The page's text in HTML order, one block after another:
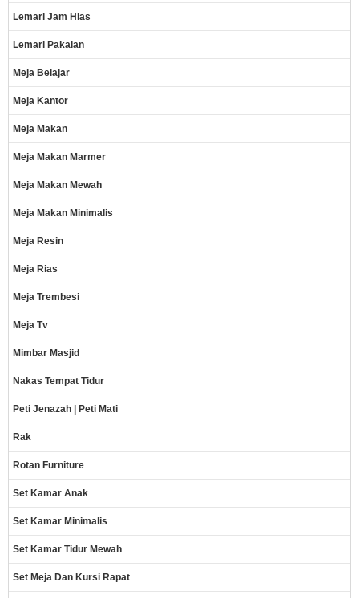
Lemari Jam Hias
Lemari Pakaian
Meja Belajar
Meja Kantor
Meja Makan
Meja Makan Marmer
Meja Makan Mewah
Meja Makan Minimalis
Meja Resin
Meja Rias
Meja Trembesi
Meja Tv
Mimbar Masjid
Nakas Tempat Tidur
Peti Jenazah | Peti Mati
Rak
Rotan Furniture
Set Kamar Anak
Set Kamar Minimalis
Set Kamar Tidur Mewah
Set Meja Dan Kursi Rapat